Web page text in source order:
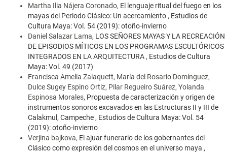
Martha Ilia Nájera Coronado, El lenguaje ritual del fuego en los
mayas del Periodo Clásico: Un acercamiento , Estudios de
Cultura Maya: Vol. 54 (2019): otoño-invierno
Daniel Salazar Lama, LOS SEÑORES MAYAS Y LA RECREACIÓN
DE EPISODIOS MÍTICOS EN LOS PROGRAMAS ESCULTÓRICOS
INTEGRADOS EN LA ARQUITECTURA , Estudios de Cultura
Maya: Vol. 49 (2017)
Francisca Amelia Zalaquett, María del Rosario Domínguez,
Dulce Sugey Espino Ortiz, Pilar Regueiro Suárez, Yolanda
Espinosa Morales, Propuesta de caracterización y origen de
instrumentos sonoros excavados en las Estructuras II y III de
Calakmul, Campeche , Estudios de Cultura Maya: Vol. 54
(2019): otoño-invierno
Verjina bajkova, El ajuar funerario de los gobernantes del
Clásico como expresión del cosmos en el universo maya ,